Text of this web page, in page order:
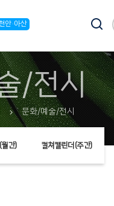
천안·아산
/전시
chevron_right 문화/예술/전시
간) 컬쳐캘린더(주간)